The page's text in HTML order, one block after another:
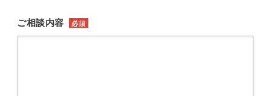
ご相談内容 必須